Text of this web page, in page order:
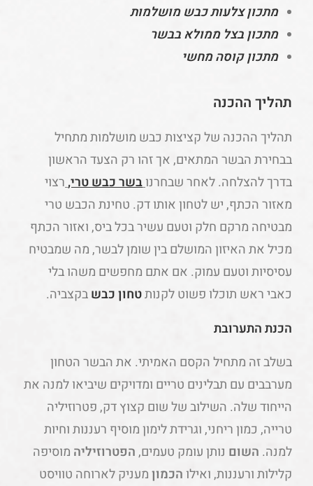
מתכון צלעות כבש מושלמות
מתכון בצל ממולא בבשר
מתכון קוסה מחשי
תהליך ההכנה
תהליך ההכנה של קציצות כבש מושלמות מתחיל
בבחירת הבשר המתאים, אך זהו רק הצעד הראשון
בדרך להצלחה. לאחר שבחרנובשר כבש טרי,רצוי
מאזור הכתף, יש לטחון אותו דק. טחינת הכבש טרי
מבטיחה מרקם חלק וטעם עשיר בכל ביס, ואזור הכתף
מכיל את האיזון המושלם בין שומן לבשר, מה שמבטיח
עסיסיות וטעם עמוק. אם אתם מחפשים משהו בלי
כאבי ראש תוכלו פשוט לקנותטחון כבשבקצביה.
הכנת התערובת
בשלב זה מתחיל הקסם האמיתי. את הבשר הטחון
מערבבים עם תבלינים טריים ומדויקים שיביאו למנה את
הייחוד שלה. השילוב של שום קצוץ דק, פטרוזיליה
טרייה, כמון ריחני, וגרידת לימון מוסיף רעננות וחיות
למנה. השום נותן עומק טעמים,הפטרוזיליה מוסיפה
קלילות ורעננות, ואילו הכמוןמעניק לארוחה טוויסט